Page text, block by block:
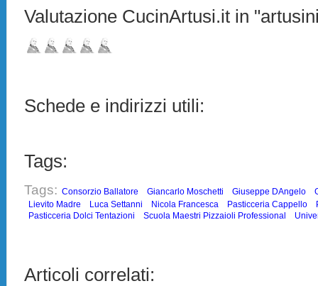
Valutazione CucinArtusi.it in
Schede e indirizzi utili:
Tags:
Tags: Consorzio Ballatore Giancarlo Moschetti Giuseppe DAngelo
Lievito Madre
Luca Settanni Nicola Francesca Pasticceria Cappello
Pasticceria Dolci Tentazioni
Scuola Maestri Pizzaioli Professional
Articoli correlati: